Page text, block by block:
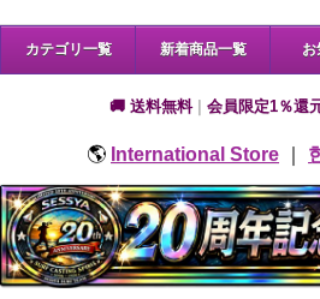
カテゴリ一覧 新着商品一覧 お
🚚 送料無料 会員限定1％還
🌎 International Store